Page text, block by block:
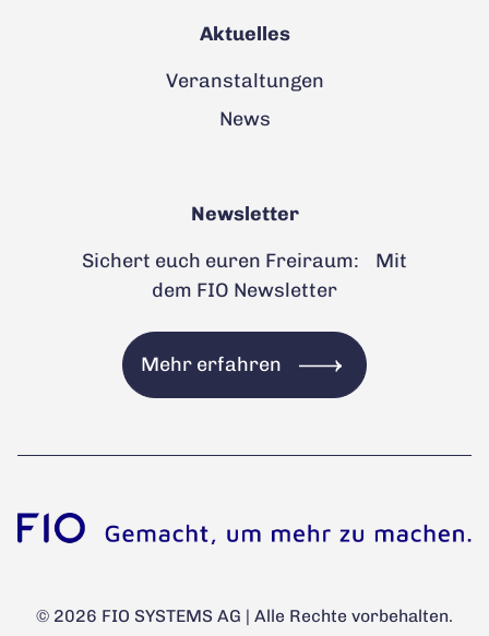
Aktuelles
Veranstaltungen
News
Newsletter
Sichert euch euren Freiraum: Mit
dem FIO Newsletter
Mehr erfahren
© 2026 FIO SYSTEMS AG | Alle Rechte vorbehalten.